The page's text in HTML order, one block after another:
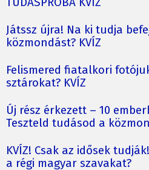
Játssz újra! Na ki tudja
közmondást? KVÍZ
Felismered fiatalkori
sztárokat? KVÍZ
Új rész érkezett – 10
Teszteld tudásod a
KVÍZ! Csak az idősek
a régi magyar szavakat?